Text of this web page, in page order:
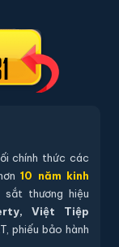
thiết lập mã.
qua mã sản
LB58-S9-
hãng
bạn có thể
mua hàng hệ
chính thức các
10 năm kinh
sắt thương hiệu
Việt Tiệp
phiếu bảo hành